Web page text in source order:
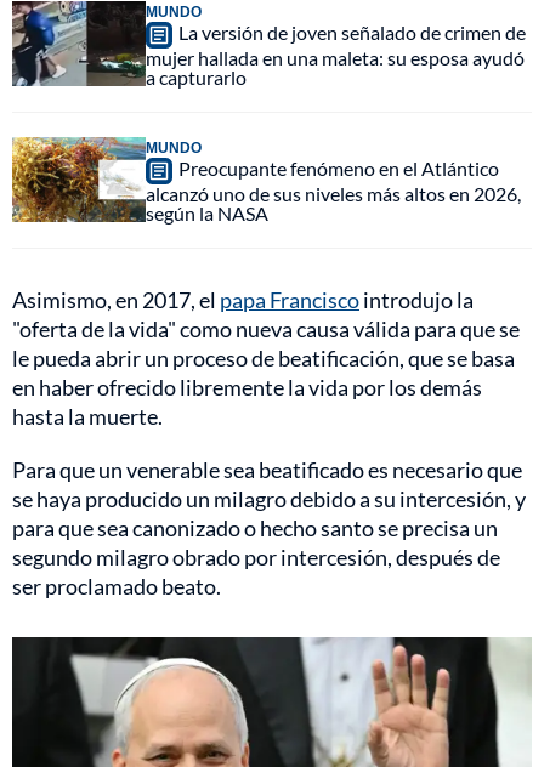
MUNDO
La versión de joven señalado de crimen de
mujer hallada en una maleta: su esposa ayudó
a capturarlo
MUNDO
Preocupante fenómeno en el Atlántico
alcanzó uno de sus niveles más altos en 2026,
según la NASA
Asimismo, en 2017, el papa Franciscointrodujo la
"oferta de la vida" como nueva causa válida para que se
le pueda abrir un proceso de beatificación, que se basa
en haber ofrecido libremente la vida por los demás
hasta la muerte.
Para que un venerable sea beatificado es necesario que
se haya producido un milagro debido a su intercesión, y
para que sea canonizado o hecho santo se precisa un
segundo milagro obrado por intercesión, después de
ser proclamado beato.